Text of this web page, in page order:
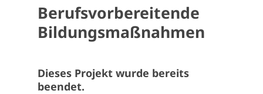
Berufsvorbereitende
Bildungsmaßnahmen
Dieses Projekt wurde bereits
beendet.